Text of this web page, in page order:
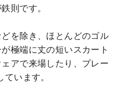
則です。
を除き、ほとんどのゴル
極端に丈の短いスカート
アで来場したり、プレー
います。